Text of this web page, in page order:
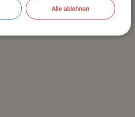
Alle ablehnen